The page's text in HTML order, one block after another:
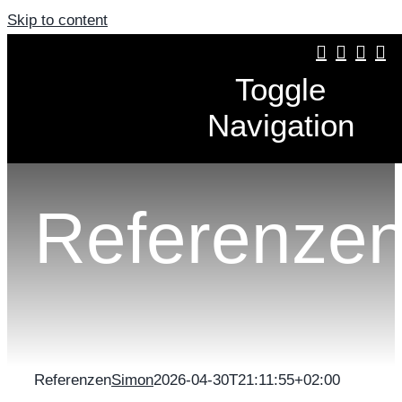
Skip to content
Toggle
Navigation
Verlegung
ReferenzenSimon2026-04-30T21:11:55+02:00